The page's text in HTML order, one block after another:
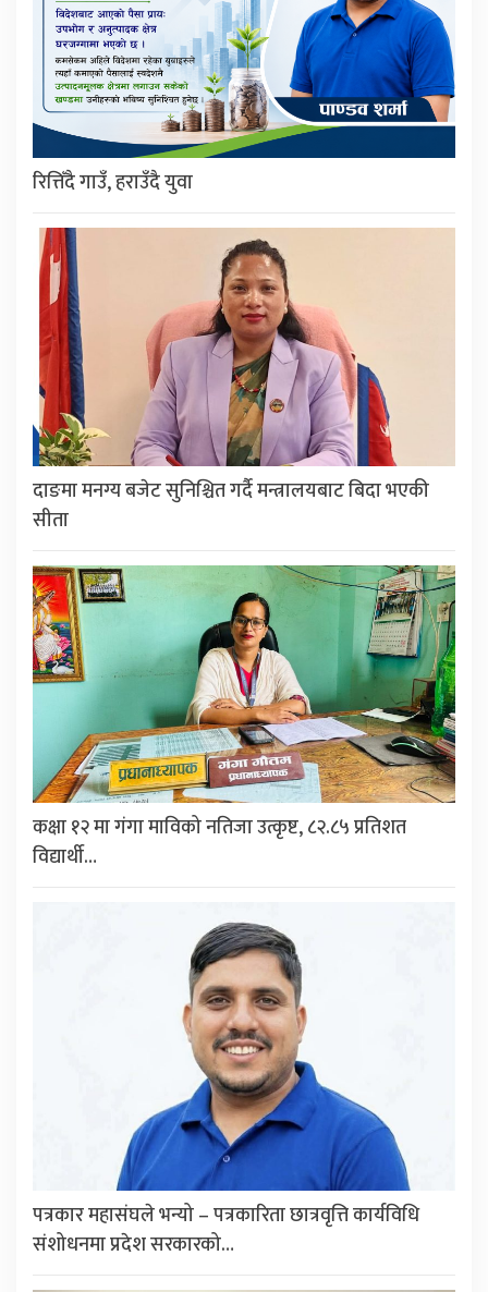
रित्तिँदै गाउँ, हराउँदै युवा
दाङमा मनग्य बजेट सुनिश्चित गर्दै मन्त्रालयबाट बिदा भएकी
सीता
कक्षा १२ मा गंगा माविको नतिजा उत्कृष्ट, ८२.८५ प्रतिशत
विद्यार्थी…
पत्रकार महासंघले भन्यो – पत्रकारिता छात्रवृत्ति कार्यविधि
संशोधनमा प्रदेश सरकारको…